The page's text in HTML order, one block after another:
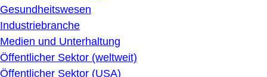
Gesundheitswesen
Industriebranche
Medien und Unterhaltung
Öffentlicher Sektor (weltweit)
Öffentlicher Sektor (USA)